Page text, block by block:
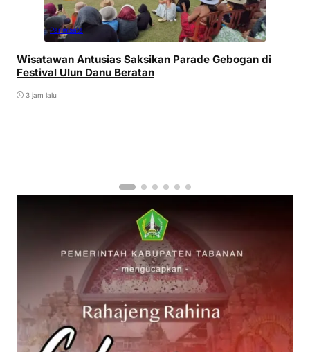
Pariwisata
Wisatawan Antusias Saksikan Parade Gebogan di
Festival Ulun Danu Beratan
3 jam lalu